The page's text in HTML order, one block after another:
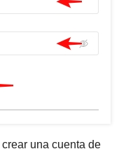
una cuenta de